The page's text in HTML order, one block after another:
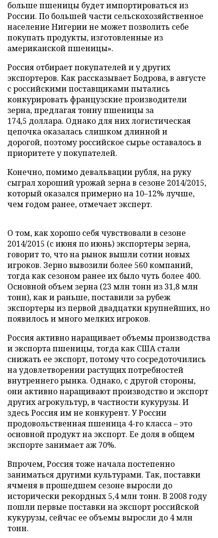
больше пшеницы будет импортироваться из
России. По большей части сельскохозяйственное
население Нигерии не может позволить себе
покупать продукты, изготовленные из
американской пшеницы».
Россия отбирает покупателей и у других
экспортеров. Как рассказывает Бодрова, в августе
с российскими поставщиками пытались
конкурировать французские производители
зерна, предлагая тонну пшеницы за
174,5 доллара. Однако для них логистическая
цепочка оказалась слишком длинной и
дорогой, поэтому российское сырье оставалось в
приоритете у покупателей.
Конечно, помимо девальвации рубля, на руку
сыграл хороший урожай зерна в сезоне 2014/2015,
который оказался примерно на 10–12% лучше,
чем годом ранее, отмечает эксперт.
О том, как хорошо себя чувствовали в сезоне
2014/2015 (с июня по июнь) экспортеры зерна,
говорит то, что на рынок вышли сотни новых
игроков. Зерно вывозили более 560 компаний,
тогда как сезоном ранее их было чуть более 400.
Основной объем зерна (23 млн тонн из 31,8 млн
тонн), как и раньше, поставили за рубеж
экспортеры из первой двадцатки крупнейших, но
появилось и много мелких игроков.
Россия активно наращивает объемы производства
и экспорта пшеницы, тогда как США стали
снижать ее экспорт, потому что сосредоточились
на удовлетворении растущих потребностей
внутреннего рынка. Однако, с другой стороны,
они активно наращивают производство и экспорт
других агрокультур, в частности кукурузы. И
здесь Россия им не конкурент. У России
продовольственная пшеница 4-го класса – это
основной продукт на экспорт. Ее доля в общем
экспорте занимает аж 70%.
Впрочем, Россия тоже начала постепенно
заниматься другими культурами. Так, поставки
ячменя в прошедшем сезоне выросли до
исторически рекордных 5,4 млн тонн. В 2008 году
пошли первые поставки на экспорт российской
кукурузы, сейчас ее объемы выросли до 4 млн
тонн.